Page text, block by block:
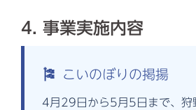
4. 事業実施内容
🎏 こいのぼりの掲揚
4月29日から5月5日まで、狩